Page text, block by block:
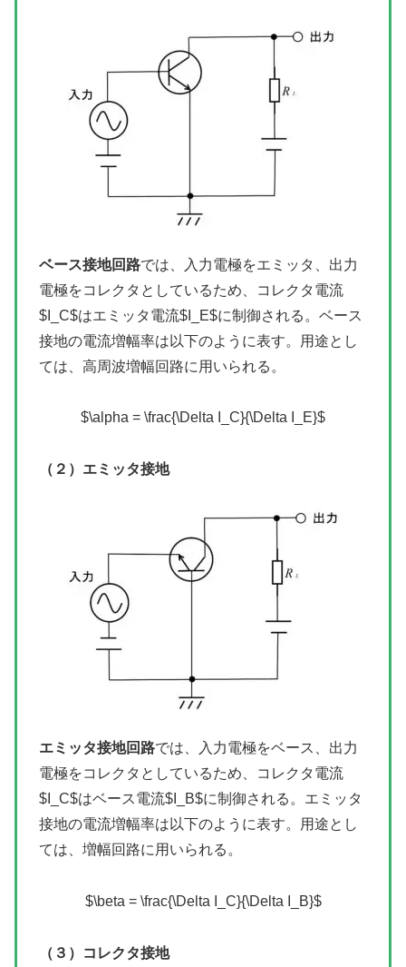
ベース接地回路では、入力電極をエミッタ、出力
電極をコレクタとしているため、コレクタ電流
$I_C$はエミッタ電流$I_E$に制御される。ベース
接地の電流増幅率は以下のように表す。用途とし
ては、高周波増幅回路に用いられる。
$\alpha = \frac{\Delta I_C}{\Delta I_E}$
（２）エミッタ接地
エミッタ接地回路では、入力電極をベース、出力
電極をコレクタとしているため、コレクタ電流
$I_C$はベース電流$I_B$に制御される。エミッタ
接地の電流増幅率は以下のように表す。用途とし
ては、増幅回路に用いられる。
$\beta = \frac{\Delta I_C}{\Delta I_B}$
（３）コレクタ接地